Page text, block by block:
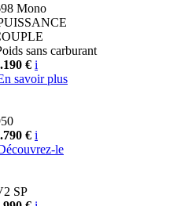
Mono
sans carburant
€ i
savoir plus
€ i
le
SP